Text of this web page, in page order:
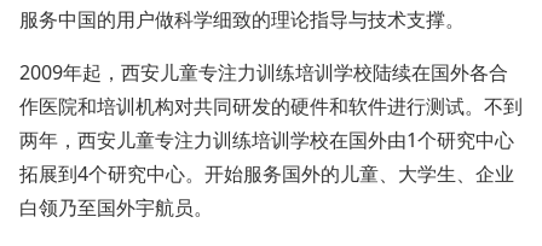
服务中国的用户做科学细致的理论指导与技术支撑。
2009年起，西安儿童专注力训练培训学校陆续在国外各合
作医院和培训机构对共同研发的硬件和软件进行测试。不到
两年，西安儿童专注力训练培训学校在国外由1个研究中心
拓展到4个研究中心。开始服务国外的儿童、大学生、企业
白领乃至国外宇航员。